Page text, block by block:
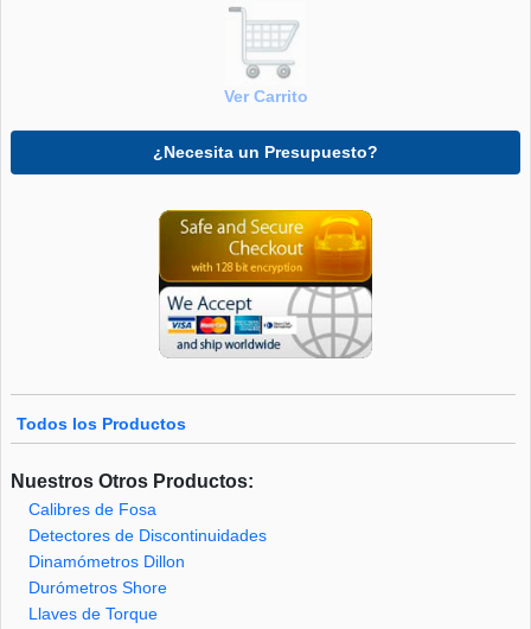
Ver Carrito
¿Necesita un Presupuesto?
Todos los Productos
Nuestros Otros Productos:
Calibres de Fosa
Detectores de Discontinuidades
Dinamómetros Dillon
Durómetros Shore
Llaves de Torque